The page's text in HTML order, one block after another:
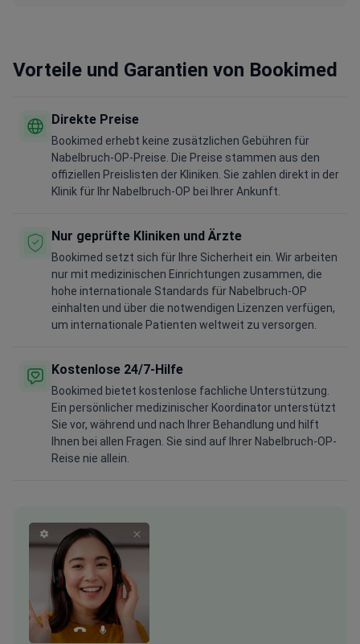
Vorteile und Garantien von Bookimed
Direkte Preise
Bookimed erhebt keine zusätzlichen Gebühren für
Nabelbruch-OP-Preise. Die Preise stammen aus den
offiziellen Preislisten der Kliniken. Sie zahlen direkt in der
Klinik für Ihr Nabelbruch-OP bei Ihrer Ankunft.
Nur geprüfte Kliniken und Ärzte
Bookimed setzt sich für Ihre Sicherheit ein. Wir arbeiten
nur mit medizinischen Einrichtungen zusammen, die
hohe internationale Standards für Nabelbruch-OP
einhalten und über die notwendigen Lizenzen verfügen,
um internationale Patienten weltweit zu versorgen.
Kostenlose 24/7-Hilfe
Bookimed bietet kostenlose fachliche Unterstützung.
Ein persönlicher medizinischer Koordinator unterstützt
Sie vor, während und nach Ihrer Behandlung und hilft
Ihnen bei allen Fragen. Sie sind auf Ihrer Nabelbruch-OP-
Reise nie allein.